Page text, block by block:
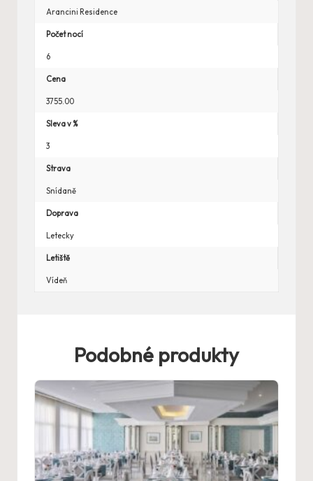
Arancini Residence
Počet nocí
6
Cena
3755.00
Sleva v %
3
Strava
Snídaně
Doprava
Letecky
Letiště
Vídeň
Podobné produkty